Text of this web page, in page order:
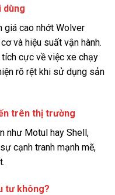
dùng
giá cao nhớt Wolver
và hiệu suất vận hành.
cực về việc xe chạy
rõ rệt khi sử dụng sản
trên thị trường
như Motul hay Shell,
cạnh tranh mạnh mẽ,
tư không?